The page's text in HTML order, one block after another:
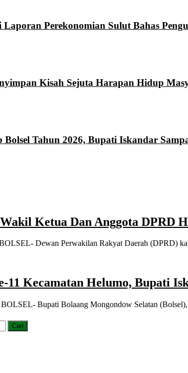
Perekonomian Sulut Bahas
Kisah Sejuta Harapan Hidup
Tahun 2026, Bupati Iskandar
Ketua Dan Anggota DPRD
Dewan Perwakilan Rakyat Daerah (DPRD)
11 Kecamatan Helumo, Bupati
Bupati Bolaang Mongondow Selatan